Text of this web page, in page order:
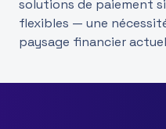
solutions de paiement
flexibles — une
paysage financier